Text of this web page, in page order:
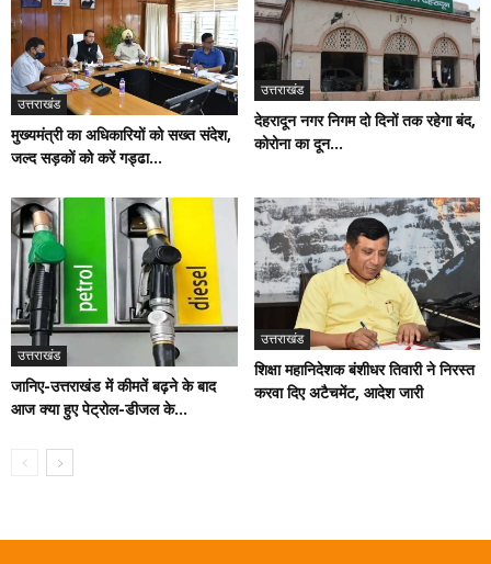
उत्तराखंड
मुख्यमंत्री का अधिकारियों को सख्त संदेश,
जल्द सड़कों को करें गड्ढा...
उत्तराखंड
देहरादून नगर निगम दो दिनों तक रहेगा बंद,
कोरोना का दून...
उत्तराखंड
जानिए-उत्तराखंड में कीमतें बढ़ने के बाद
आज क्या हुए पेट्रोल-डीजल के...
उत्तराखंड
शिक्षा महानिदेशक बंशीधर तिवारी ने निरस्त
करवा दिए अटैचमेंट, आदेश जारी